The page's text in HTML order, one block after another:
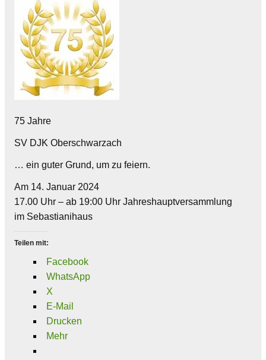
75 Jahre
SV DJK Oberschwarzach
… ein guter Grund, um zu feiern.
Am 14. Januar 2024
17.00 Uhr – ab 19:00 Uhr Jahreshauptversammlung
im Sebastianihaus
Teilen mit:
Facebook
WhatsApp
X
E-Mail
Drucken
Mehr